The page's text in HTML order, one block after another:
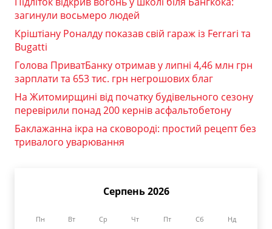
загинули восьмеро людей
Кріштіану Роналду показав свій гараж із Ferrari та
Bugatti
Голова ПриватБанку отримав у липні 4,46 млн грн
зарплати та 653 тис. грн негрошових благ
На Житомирщині від початку будівельного сезону
перевірили понад 200 кернів асфальтобетону
Баклажанна ікра на сковороді: простий рецепт без
тривалого уварювання
Серпень 2026
Пн Вт Ср Чт Пт Сб Нд